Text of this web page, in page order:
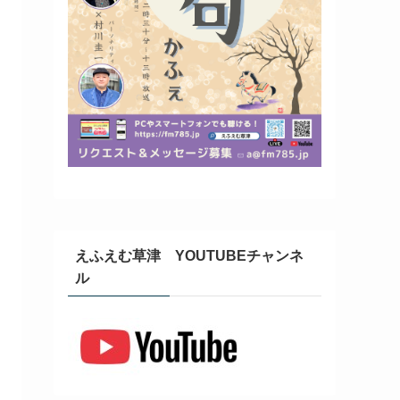
えふえむ草津 YOUTUBEチャンネ
ル